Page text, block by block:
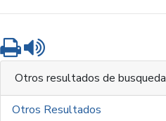
Imprimir
Otros resultados de busqueda
Otros Resultados